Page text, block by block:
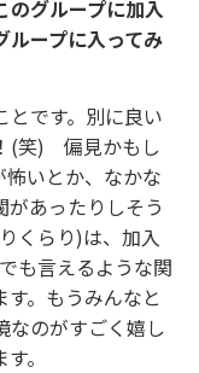
グループに加入
ループに入ってみ
です。別に良い
(笑) 偏見かもし
いとか、なかな
あったりしそう
くらり)は、加入
も言えるような関
。もうみんなと
なのがすごく嬉し
。